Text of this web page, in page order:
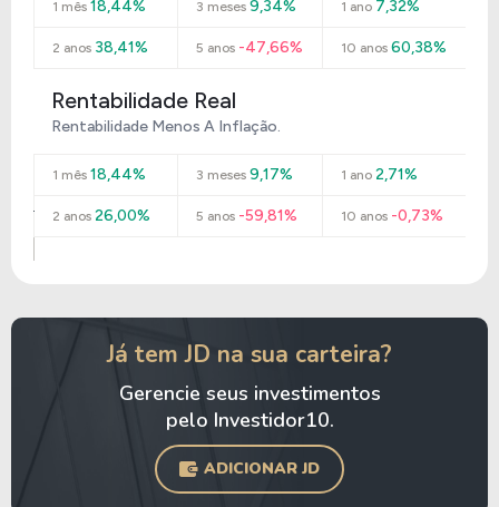
1 mês 18,44% 3 meses 9,34% 1 ano7,32%
2 anos 38,41% 5 anos -47,66% 10 anos60,38%
Rentabilidade Real
Rentabilidade Menos A Inflação.
1 mês 18,44% 3 meses 9,17% 1 ano2,71%
2 anos 26,00% 5 anos -59,81% 10 anos-0,73%
Já tem JD na sua carteira?
Gerencie seus investimentos
pelo Investidor10.
ADICIONAR JD